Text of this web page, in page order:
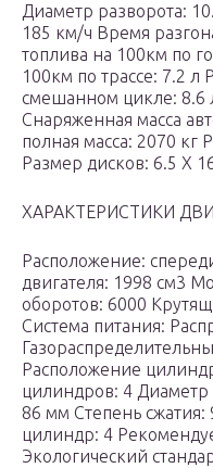
Диаметр разворота:
185 км/ч Время
топлива на 100км по
100км по трассе: 7.2 л
смешанном цикле: 8.6
Снаряженная масса
полная масса: 2070
Размер дисков: 6.5 X
ХАРАКТЕРИСТИКИ
Расположение:
двигателя: 1998 см3
оборотов: 6000
Система питания:
Расположение
цилиндров: 4
86 мм Степень сжатия:
цилиндр: 4
Экологический